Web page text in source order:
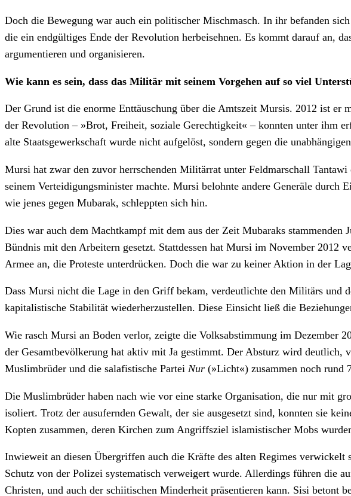
Doch die Bewegung war auch ein politischer Mischmasch. In ihr befanden
die ein endgültiges Ende der Revolution herbeisehnen. Es kommt darauf an,
argumentieren und organisieren.
Wie kann es sein, dass das Militär mit seinem Vorgehen auf so viel
Der Grund ist die enorme Enttäuschung über die Amtszeit Mursis. 2012 ist
der Revolution – »Brot, Freiheit, soziale Gerechtigkeit« – konnten unter ihm
alte Staatsgewerkschaft wurde nicht aufgelöst, sondern gegen die
Mursi hat zwar den zuvor herrschenden Militärrat unter Feldmarschall
seinem Verteidigungsminister machte. Mursi belohnte andere Generäle durch
wie jenes gegen Mubarak, schleppten sich hin.
Dies war auch dem Machtkampf mit dem aus der Zeit Mubaraks
Bündnis mit den Arbeitern gesetzt. Stattdessen hat Mursi im November 2012
Armee an, die Proteste unterdrücken. Doch die war zu keiner Aktion in der
Dass Mursi nicht die Lage in den Griff bekam, verdeutlichte den Militärs und
kapitalistische Stabilität wiederherzustellen. Diese Einsicht ließ die
Wie rasch Mursi an Boden verlor, zeigte die Volksabstimmung im Dezember
der Gesamtbevölkerung hat aktiv mit Ja gestimmt. Der Absturz wird deutlich,
Muslimbrüder und die salafistische Partei Nur (»Licht«) zusammen noch rund
Die Muslimbrüder haben nach wie vor eine starke Organisation, die nur mit
isoliert. Trotz der ausufernden Gewalt, der sie ausgesetzt sind, konnten sie
Kopten zusammen, deren Kirchen zum Angriffsziel islamistischer Mobs
Inwieweit an diesen Übergriffen auch die Kräfte des alten Regimes
Schutz von der Polizei systematisch verweigert wurde. Allerdings führen die
Christen, und auch der schiitischen Minderheit präsentieren kann. Sisi betont